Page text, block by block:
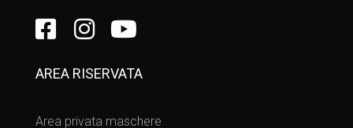
AREA RISERVATA
Area privata maschere